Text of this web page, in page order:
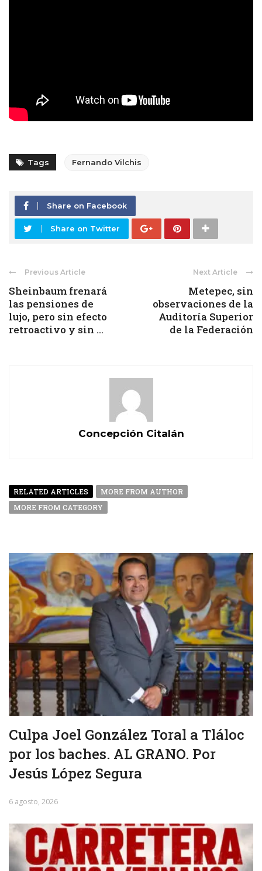
Tags Fernando Vilchis
Share on Facebook
Share on Twitter
Previous Article
Sheinbaum frenará
las pensiones de
lujo, pero sin efecto
retroactivo y sin ...
Next Article
Metepec, sin
observaciones de la
Auditoría Superior
de la Federación
Concepción Citalán
RELATED ARTICLES
MORE FROM AUTHOR
MORE FROM CATEGORY
Culpa Joel González Toral a Tláloc
por los baches. AL GRANO. Por
Jesús López Segura
6 agosto, 2026